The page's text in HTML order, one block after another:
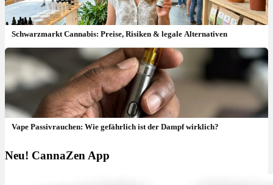
Schwarzmarkt Cannabis: Preise, Risiken & legale Alternativen
Vape Passivrauchen: Wie gefährlich ist der Dampf wirklich?
Neu! CannaZen App